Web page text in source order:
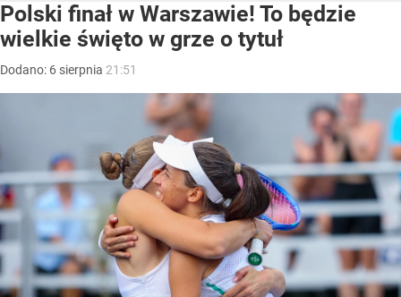
Polski finał w Warszawie! To będzie
wielkie święto w grze o tytuł
Dodano: 6 sierpnia 21:51